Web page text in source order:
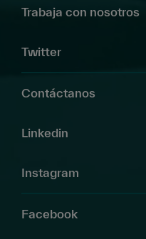
Trabaja con nosotros
Twitter
Contáctanos
Linkedin
Instagram
Facebook